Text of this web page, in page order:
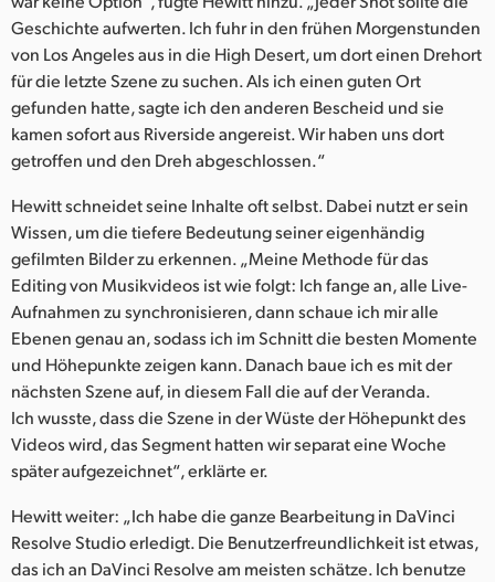
Geschichte aufwerten. Ich fuhr in den frühen Morgenstunden
von Los Angeles aus in die High Desert, um dort einen Drehort
für die letzte Szene zu suchen. Als ich einen guten Ort
gefunden hatte, sagte ich den anderen Bescheid und sie
kamen sofort aus Riverside angereist. Wir haben uns dort
getroffen und den Dreh abgeschlossen.“
Hewitt schneidet seine Inhalte oft selbst. Dabei nutzt er sein
Wissen, um die tiefere Bedeutung seiner eigenhändig
gefilmten Bilder zu erkennen. „Meine Methode für das
Editing von Musikvideos ist wie folgt: Ich fange an, alle Live-
Aufnahmen zu synchronisieren, dann schaue ich mir alle
Ebenen genau an, sodass ich im Schnitt die besten Momente
und Höhepunkte zeigen kann. Danach baue ich es mit der
nächsten Szene auf, in diesem Fall die auf der Veranda.
Ich wusste, dass die Szene in der Wüste der Höhepunkt des
Videos wird, das Segment hatten wir separat eine Woche
später aufgezeichnet“, erklärte er.
Hewitt weiter: „Ich habe die ganze Bearbeitung in DaVinci
Resolve Studio erledigt. Die Benutzerfreundlichkeit ist etwas,
das ich an DaVinci Resolve am meisten schätze. Ich benutze